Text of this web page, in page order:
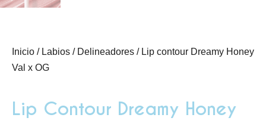
Inicio / Labios / Delineadores / Lip contour Dreamy Honey
Val x OG
Lip Contour Dreamy Honey